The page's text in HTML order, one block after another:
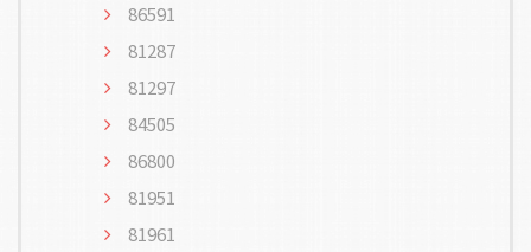
86591
81287
81297
84505
86800
81951
81961